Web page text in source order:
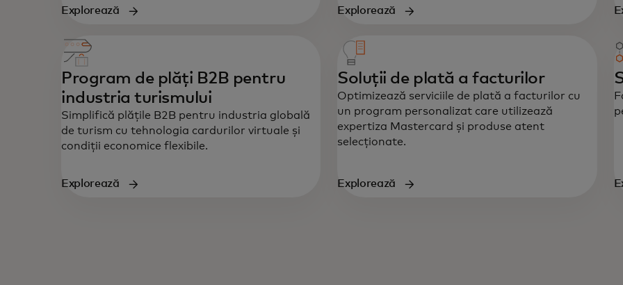
Explorează Explorează
Program de plăți B2B pentru
industria turismului
Simplifică plățile B2B pentru industria globală
de turism cu tehnologia cardurilor virtuale și
condiții economice flexibile.
Explorează
Soluții de plată a facturilor
Optimizează serviciile de plată a facturilor cu
un program personalizat care utilizează
expertiza Mastercard și produse atent
selecționate.
Explorează